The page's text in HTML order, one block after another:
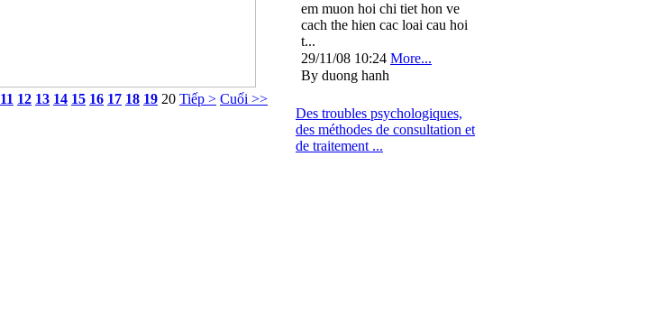
11 12 13 14 15 16 17 18 19 20 Tiếp > Cuối >>
em muon hoi chi tiet hon ve
cach the hien cac loai cau hoi
t...
29/11/08 10:24 More...
By duong hanh
Des troubles psychologiques,
des méthodes de consultation et
de traitement ...